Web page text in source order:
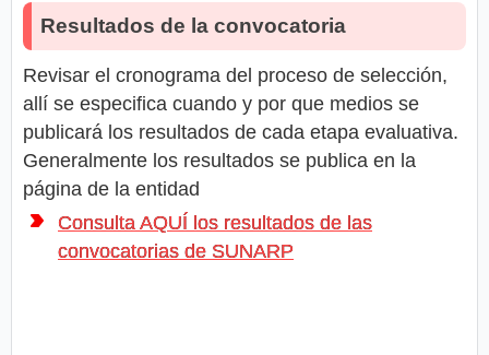
Resultados de la convocatoria
Revisar el cronograma del proceso de selección,
allí se especifica cuando y por que medios se
publicará los resultados de cada etapa evaluativa.
Generalmente los resultados se publica en la
página de la entidad
Consulta AQUÍ los resultados de las
convocatorias de SUNARP